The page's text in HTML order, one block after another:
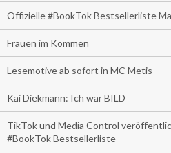
Offizielle #BookTok Bestsellerliste
Frauen im Kommen
Lesemotive ab sofort in MC Metis
Kai Diekmann: Ich war BILD
TikTok und Media Control
#BookTok Bestsellerliste